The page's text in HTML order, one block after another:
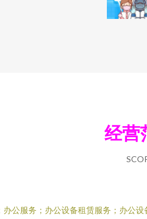
经营
公服务；办公设备租赁服务；办公